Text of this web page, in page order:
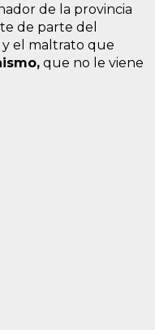
de la provincia
de parte del
el maltrato que
que no le viene